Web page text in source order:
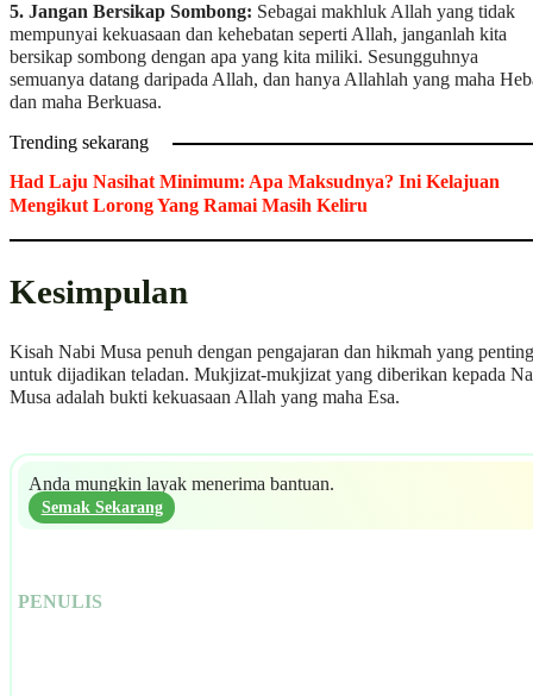
5. Jangan Bersikap Sombong: Sebagai makhluk Allah yang tidak
mempunyai kekuasaan dan kehebatan seperti Allah, janganlah kita
bersikap sombong dengan apa yang kita miliki. Sesungguhnya
semuanya datang daripada Allah, dan hanya Allahlah yang maha
dan maha Berkuasa.
Trending sekarang
Had Laju Nasihat Minimum: Apa Maksudnya? Ini Kelajuan
Mengikut Lorong Yang Ramai Masih Keliru
Kesimpulan
Kisah Nabi Musa penuh dengan pengajaran dan hikmah yang penting
untuk dijadikan teladan. Mukjizat-mukjizat yang diberikan kepada
Musa adalah bukti kekuasaan Allah yang maha Esa.
Anda mungkin layak menerima bantuan.
Semak Sekarang
PENULIS